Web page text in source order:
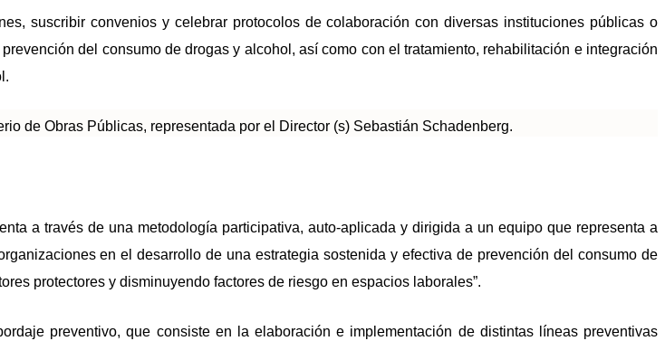
suscribir convenios y celebrar protocolos de colaboración con diversas instituciones públicas o
del consumo de drogas y alcohol, así como con el tratamiento, rehabilitación e integración
de Obras Públicas, representada por el Director (s) Sebastián Schadenberg.
a través de una metodología participativa, auto-aplicada y dirigida a un equipo que representa a
en el desarrollo de una estrategia sostenida y efectiva de prevención del consumo de
protectores y disminuyendo factores de riesgo en espacios laborales”.
preventivo, que consiste en la elaboración e implementación de distintas líneas preventivas